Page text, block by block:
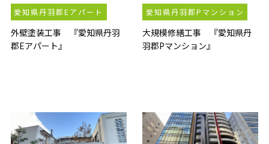
愛知県丹羽郡Eアパート
外壁塗装工事 『愛知県丹羽
郡Eアパート』
愛知県丹羽郡Pマンション
大規模修繕工事 『愛知県丹
羽郡Pマンション』